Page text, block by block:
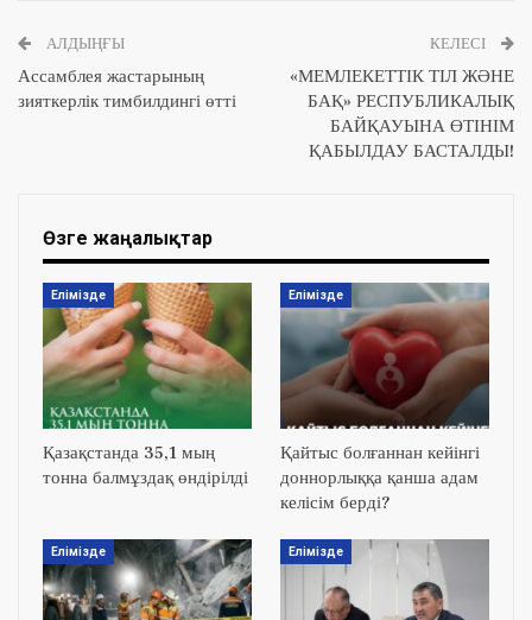
АЛДЫҢҒЫ
Ассамблея жастарының
зияткерлік тимбилдингі өтті
КЕЛЕСІ
«МЕМЛЕКЕТТІК ТІЛ ЖӘНЕ
БАҚ» РЕСПУБЛИКАЛЫҚ
БАЙҚАУЫНА ӨТІНІМ
ҚАБЫЛДАУ БАСТАЛДЫ!
Өзге жаңалықтар
Елімізде
Қазақстанда 35,1 мың
тонна балмұздақ өндірілді
Елімізде
Қайтыс болғаннан кейінгі
доннорлыққа қанша адам
келісім берді?
Елімізде Елімізде